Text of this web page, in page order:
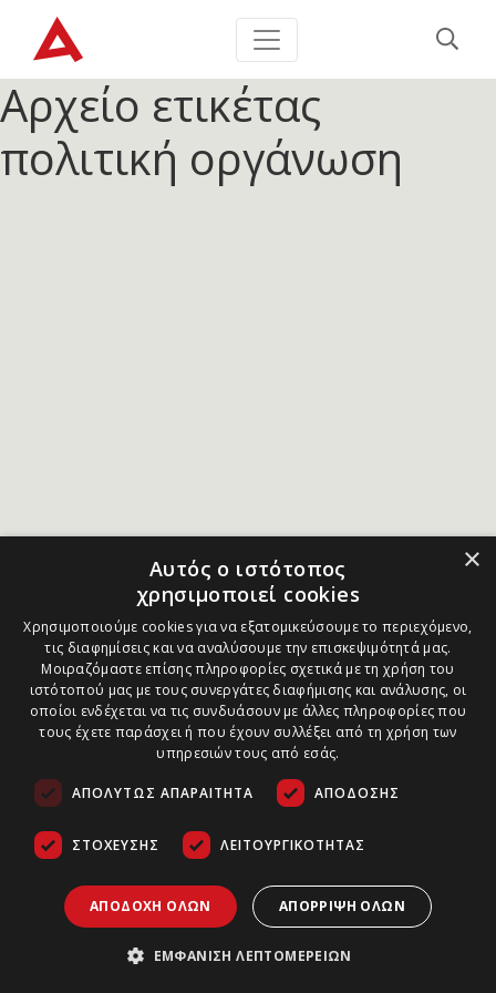
Αρχείο ετικέτας
πολιτική οργάνωση
×
Αυτός ο ιστότοπος
χρησιμοποιεί cookies
Χρησιμοποιούμε cookies για να εξατομικεύσουμε το περιεχόμενο,
τις διαφημίσεις και να αναλύσουμε την επισκεψιμότητά μας.
Μοιραζόμαστε επίσης πληροφορίες σχετικά με τη χρήση του
ιστότοπού μας με τους συνεργάτες διαφήμισης και ανάλυσης, οι
οποίοι ενδέχεται να τις συνδυάσουν με άλλες πληροφορίες που
τους έχετε παράσχει ή που έχουν συλλέξει από τη χρήση των
υπηρεσιών τους από εσάς.
ΑΠΟΛΎΤΩΣ ΑΠΑΡΑΊΤΗΤΑ ΑΠΌΔΟΣΗΣ
ΣΤΌΧΕΥΣΗΣ ΛΕΙΤΟΥΡΓΙΚΌΤΗΤΑΣ
ΑΠΟΔΟΧΉ ΌΛΩΝ ΑΠΌΡΡΙΨΗ ΌΛΩΝ
ΕΜΦΆΝΙΣΗ ΛΕΠΤΟΜΕΡΕΙΏΝ